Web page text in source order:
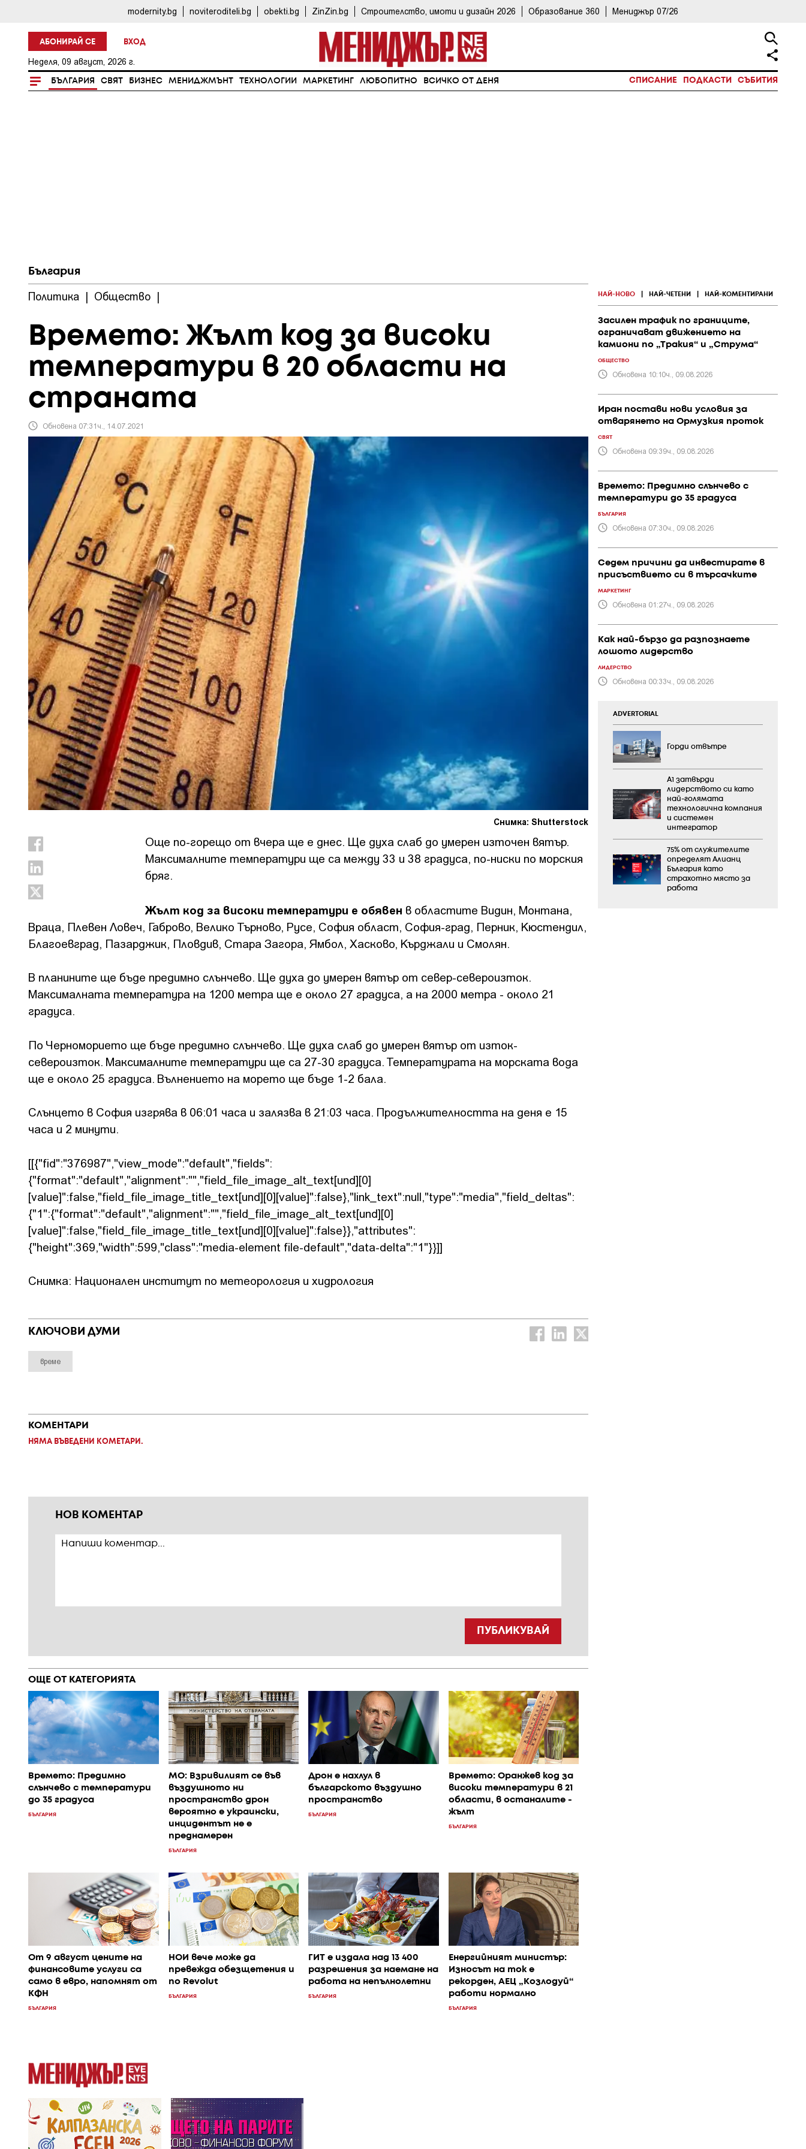
modernity.bg noviteroditeli.bg obekti.bg ZinZin.bg Строителство, имоти и дизайн 2026 Образование 360 Мениджър 07/26
АБОНИРАЙ СЕ ВХОД
Неделя, 09 август, 2026 г.
БЪЛГАРИЯ СВЯТ БИЗНЕС МЕНИДЖМЪНТ ТЕХНОЛОГИИ МАРКЕТИНГ ЛЮБОПИТНО ВСИЧКО ОТ ДЕНЯ СПИСАНИЕ ПОДКАСТИ СЪБИТИЯ
България
Политика | Общество |
Времето: Жълт код за високи
температури в 20 области на
страната
Обновена 07:31ч., 14.07.2021
Снимка: Shutterstock
Още по-горещо от вчера ще е днес. Ще духа слаб до умерен източен вятър.
Максималните температури ще са между 33 и 38 градуса, по-ниски по морския
бряг.
Жълт код за високи температури е обявен в областите Видин, Монтана,
Враца, Плевен Ловеч, Габрово, Велико Търново, Русе, София област, София-град, Перник, Кюстендил,
Благоевград, Пазарджик, Пловдив, Стара Загора, Ямбол, Хасково, Кърджали и Смолян.
В планините ще бъде предимно слънчево. Ще духа до умерен вятър от север-североизток.
Максималната температура на 1200 метра ще е около 27 градуса, а на 2000 метра - около 21
градуса.
По Черноморието ще бъде предимно слънчево. Ще духа слаб до умерен вятър от изток-
североизток. Максималните температури ще са 27-30 градуса. Температурата на морската вода
ще е около 25 градуса. Вълнението на морето ще бъде 1-2 бала.
Слънцето в София изгрява в 06:01 часа и залязва в 21:03 часа. Продължителността на деня е 15
часа и 2 минути.
[[{"fid":"376987","view_mode":"default","fields":
{"format":"default","alignment":"","field_file_image_alt_text[und][0]
[value]":false,"field_file_image_title_text[und][0][value]":false},"link_text":null,"type":"media","field_deltas":
{"1":{"format":"default","alignment":"","field_file_image_alt_text[und][0]
[value]":false,"field_file_image_title_text[und][0][value]":false}},"attributes":
{"height":369,"width":599,"class":"media-element file-default","data-delta":"1"}}]]
Снимка: Национален институт по метеорология и хидрология
КЛЮЧОВИ ДУМИ
време
КОМЕНТАРИ
НЯМА ВЪВЕДЕНИ КОМЕТАРИ.
НОВ КОМЕНТАР
ПУБЛИКУВАЙ
ОЩЕ ОТ КАТЕГОРИЯТА
Времето: Предимно
слънчево с температури
до 35 градуса
БЪЛГАРИЯ
МО: Взривилият се във
въздушното ни
пространство дрон
вероятно е украински,
инцидентът не е
преднамерен
БЪЛГАРИЯ
Дрон е нахлул в
българското въздушно
пространство
БЪЛГАРИЯ
Времето: Оранжев код за
високи температури в 21
области, в останалите -
жълт
БЪЛГАРИЯ
От 9 август цените на
финансовите услуги са
само в евро, напомнят от
КФН
БЪЛГАРИЯ
НОИ вече може да
превежда обезщетения и
по Revolut
БЪЛГАРИЯ
ГИТ е издала над 13 400
разрешения за наемане на
работа на непълнолетни
БЪЛГАРИЯ
Енергийният министър:
Износът на ток е
рекорден, АЕЦ „Козлодуй“
работи нормално
БЪЛГАРИЯ
НАЙ-НОВО НАЙ-ЧЕТЕНИ НАЙ-КОМЕНТИРАНИ
Засилен трафик по границите,
ограничават движението на
камиони по „Тракия“ и „Струма“
ОБЩЕСТВО
Обновена 10:10ч., 09.08.2026
Иран постави нови условия за
отварянето на Ормузкия проток
СВЯТ
Обновена 09:39ч., 09.08.2026
Времето: Предимно слънчево с
температури до 35 градуса
БЪЛГАРИЯ
Обновена 07:30ч., 09.08.2026
Седем причини да инвестирате в
присъствието си в търсачките
МАРКЕТИНГ
Обновена 01:27ч., 09.08.2026
Как най-бързо да разпознаете
лошото лидерство
ЛИДЕРСТВО
Обновена 00:33ч., 09.08.2026
ADVERTORIAL
Горди отвътре
А1 затвърди
лидерството си като
най-голямата
технологична компания
и системен
интегратор
75% от служителите
определят Алианц
България като
страхотно място за
работа